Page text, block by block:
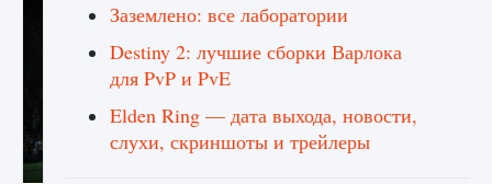
Заземлено: все лаборатории
Destiny 2: лучшие сборки Варлока
для PvP и PvE
Elden Ring — дата выхода, новости,
слухи, скриншоты и трейлеры